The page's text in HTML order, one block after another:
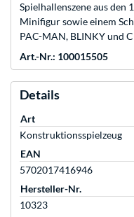
Spielhallenszene aus den
Minifigur sowie einem
PAC-MAN, BLINKY und
Art.-Nr.: 100015505
Details
Art
Konstruktionsspielzeug
EAN
5702017416946
Hersteller-Nr.
10323